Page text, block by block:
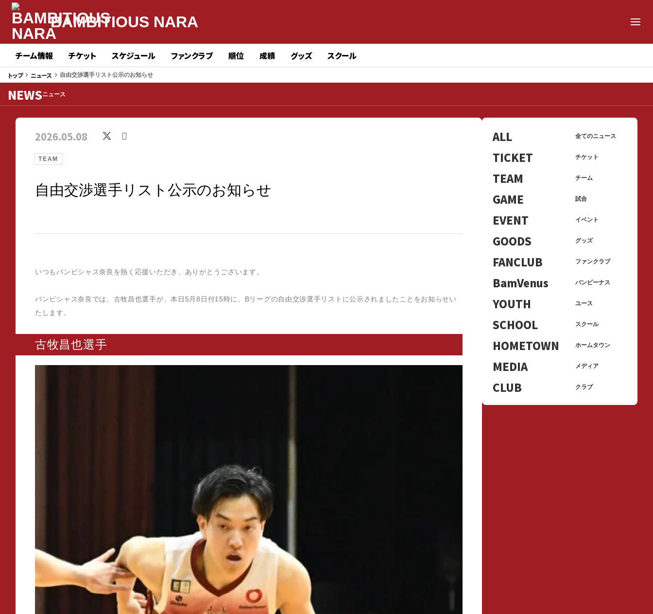
BAMBITIOUS NARA
チーム情報 チケット スケジュール ファンクラブ 順位 成績 グッズ スクール
トップkeyboard_arrow_right ニュース keyboard_arrow_right 自由交渉選手リスト公示のお知らせ
NEWSニュース
TEAM
2026.05.08
自由交渉選手リスト公示のお知らせ
いつもバンビシャス奈良を熱く応援いただき、ありがとうございます。
バンビシャス奈良では、古牧昌也選手が、本日5月8日付15時に、Bリーグの自由交渉選手リストに公示されましたことをお知らせい
たします。
古牧昌也選手
ALL 全てのニュース
TICKET チケット
TEAM チーム
GAME 試合
EVENT イベント
GOODS グッズ
FANCLUB ファンクラブ
BamVenus バンビーナス
YOUTH ユース
SCHOOL スクール
HOMETOWN ホームタウン
MEDIA メディア
CLUB クラブ